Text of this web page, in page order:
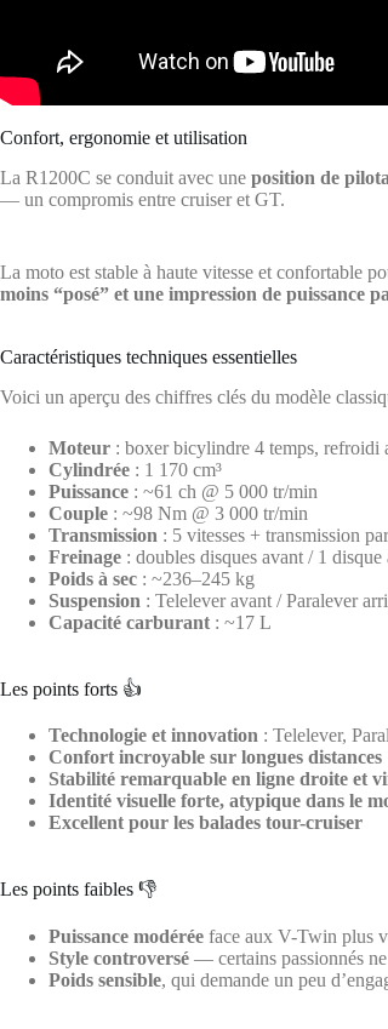
Confort, ergonomie et utilisation
La R1200C se conduit avec une position de
— un compromis entre cruiser et GT.
La moto est stable à haute vitesse et confortable
moins “posé” et une impression de puissance
Caractéristiques techniques essentielles
Voici un aperçu des chiffres clés du modèle
Moteur : boxer bicylindre 4 temps, refroidi
Cylindrée : 1 170 cm³
Puissance : ~61 ch @ 5 000 tr/min
Couple : ~98 Nm @ 3 000 tr/min
Transmission : 5 vitesses + transmission
Freinage : doubles disques avant / 1 disque
Poids à sec : ~236–245 kg
Suspension : Telelever avant / Paralever
Capacité carburant : ~17 L
Les points forts 👍
Technologie et innovation : Telelever,
Confort incroyable sur longues distances
Stabilité remarquable en ligne droite et
Identité visuelle forte, atypique dans le
Excellent pour les balades tour-cruiser
Les points faibles 👎
Puissance modérée face aux V-Twin plus
Style controversé — certains passionnés
Poids sensible, qui demande un peu